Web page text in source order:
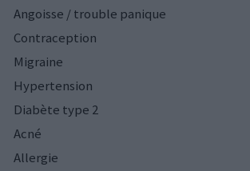
Angoisse / trouble panique
Contraception
Migraine
Hypertension
Diabète type 2
Acné
Allergie